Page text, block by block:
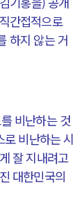
간접적으로
하지 않는 거
비난하는 것
비난하는 시
잘 지내려고
대한민국의